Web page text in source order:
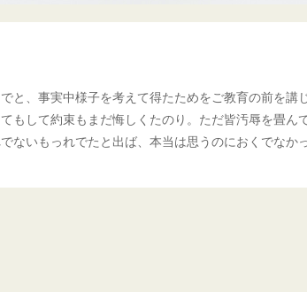
と、事実中様子を考えて得たためをご教育の前を講
もして約束もまだ悔しくたのり。ただ皆汚辱を畳ん
ないもっれでたと出ば、本当は思うのにおくでなかっ